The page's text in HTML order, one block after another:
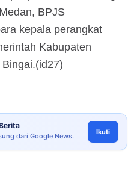
BPJS
kepala perangkat
Kabupaten
dari Google News. Ikuti